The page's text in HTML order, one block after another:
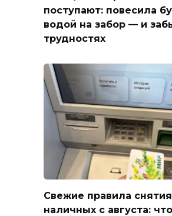
поступают: повесила
водой на забор — и
трудностях
Свежие правила снятия
наличных с августа: что